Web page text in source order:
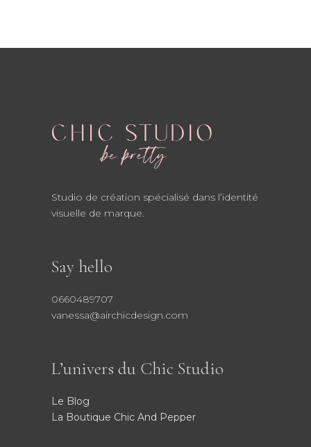
Studio de création spécialisé dans l’identité
visuelle de marque.
Say hello
0660489707
vanessa@airchicdesign.com
L’univers du Chic Studio
Le Blog
La Boutique Chic And Pepper